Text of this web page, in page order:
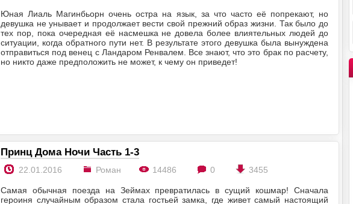
Юная Лиаль Магинбьорн очень остра на язык, за что часто её попрекают, но
девушка не унывает и продолжает вести свой прежний образ жизни. Так было до
тех пор, пока очередная её насмешка не довела более влиятельных людей до
ситуации, когда обратного пути нет. В результате этого девушка была вынуждена
отправиться под венец с Ландаром Ренвалем. Все знают, что это брак по расчету,
но никто даже предположить не может, к чему он приведет!
Принц Дома Ночи Часть 1-3
22.01.2016 Роман 14486 0 3455
Самая обычная поезда на Зеймах превратилась в сущий кошмар! Сначала
героиня случайным образом стала гостьей замка, где живет самый настоящий